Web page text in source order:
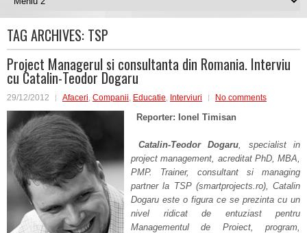
TAG ARCHIVES: TSP
Project Managerul si consultanta din Romania. Interviu
cu Catalin-Teodor Dogaru
29/12/2012 Afaceri, Companii, Educatie, Interviuri No comments
Reporter: Ionel Timisan
Catalin-Teodor Dogaru, specialist in
project management, acreditat PhD, MBA,
PMP. Trainer, consultant si managing
partner la TSP (smartprojects.ro), Catalin
Dogaru este o figura ce se prezinta cu un
nivel ridicat de entuziast pentru
Managementul de Proiect, program,